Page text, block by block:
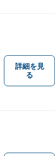
詳細を見
る